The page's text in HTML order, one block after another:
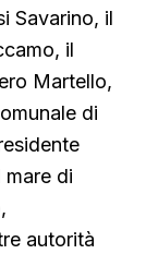
Savarino, il
il
Martello,
di
di
autorità